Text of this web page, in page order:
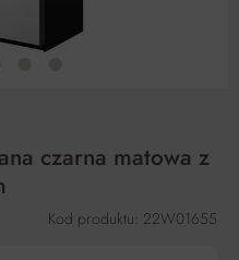
czarna matowa z
Kod produktu: 22W01655